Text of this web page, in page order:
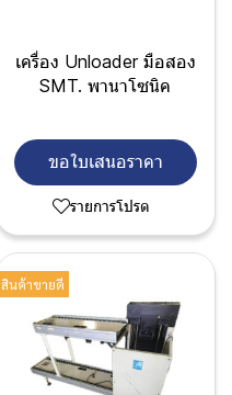
เครื่อง Unloader มือสอง
SMT. พานาโซนิค
ขอใบเสนอราคา
รายการโปรด
สินค้าขายดี